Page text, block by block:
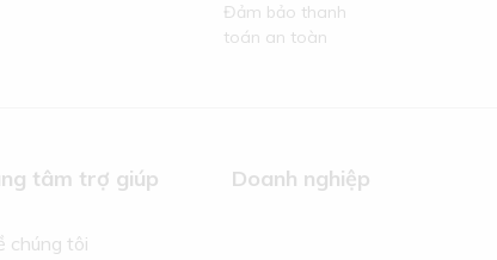
Đảm bảo thanh
toán an toàn
tâm trợ giúp
chúng tôi
Doanh nghiệp